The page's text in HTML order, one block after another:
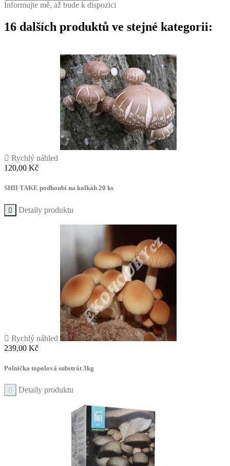
Informujte mě, až bude k dispozici
16 dalších produktů ve stejné kategorii:
 Rychlý náhled
Cena
120,00 Kč
SHII TAKE podhoubí na kolkáh 20 ks
 Detaily produktu
 Rychlý náhled
Cena
239,00 Kč
Polnička topolová substrát 3kg
 Detaily produktu